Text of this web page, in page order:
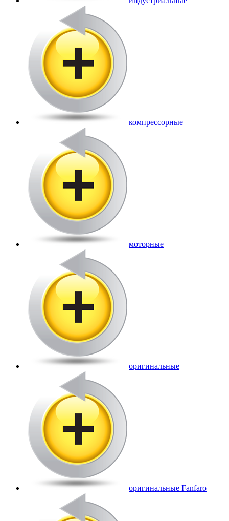
компрессорные
моторные
оригинальные
оригинальные Fanfaro